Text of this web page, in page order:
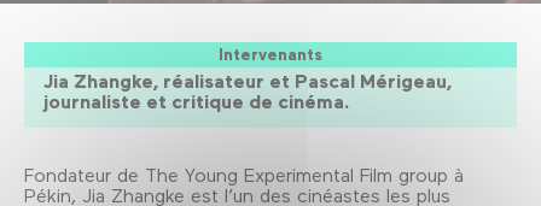
Intervenants
Jia Zhangke, réalisateur et Pascal Mérigeau,
journaliste et critique de cinéma.
Fondateur de The Young Experimental Film group à
Pékin, Jia Zhangke est l’un des cinéastes les plus